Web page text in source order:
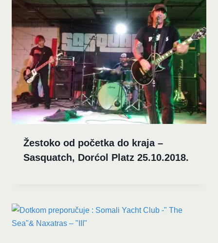
Žestoko od početka do kraja –
Sasquatch, Dorćol Platz 25.10.2018.